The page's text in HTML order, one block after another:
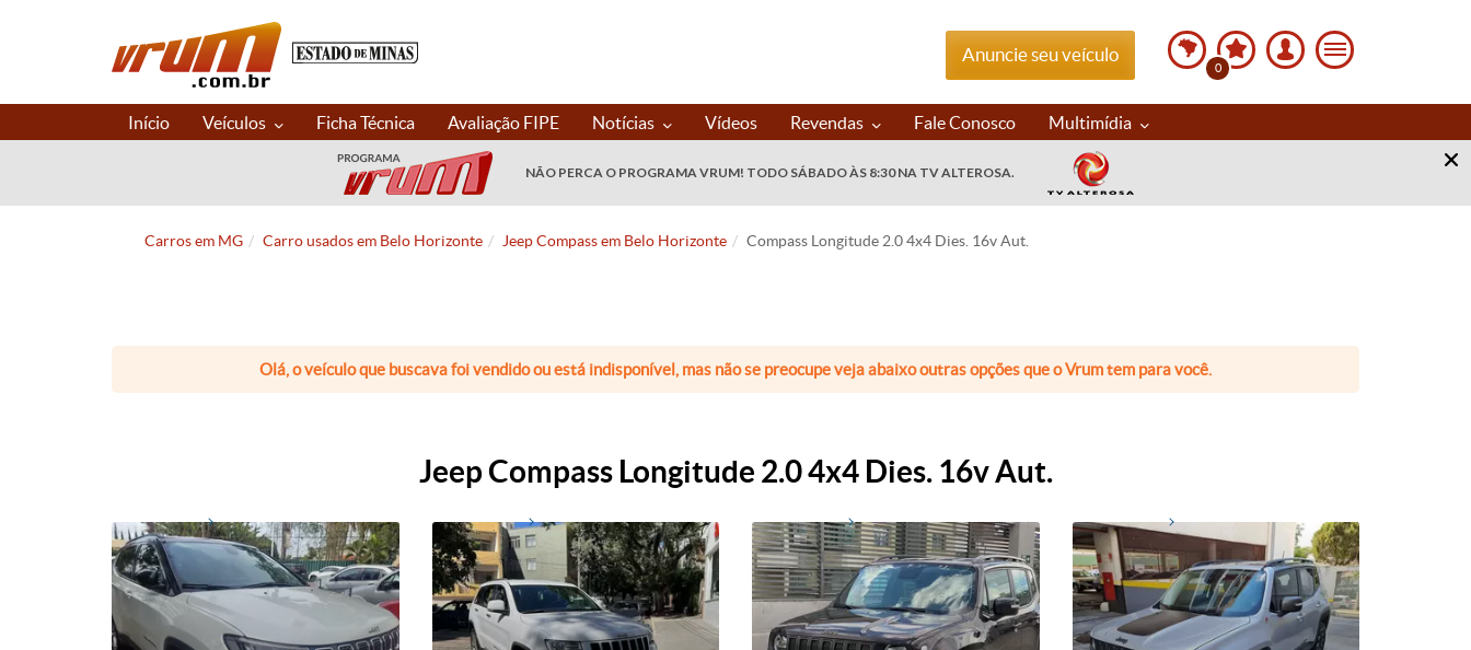
Anuncie seu veículo
0
Início Veículos Ficha Técnica Avaliação FIPE Notícias Vídeos Revendas Fale Conosco Multimídia
NÃO PERCA O PROGRAMA VRUM! TODO SÁBADO ÀS 8:30 NA TV ALTEROSA.
Carros em MG Carro usados em Belo Horizonte Jeep Compass em Belo Horizonte Compass Longitude 2.0 4x4 Dies. 16v Aut.
Olá, o veículo que buscava foi vendido ou está indisponível, mas não se preocupe veja abaixo outras opções que o Vrum tem para você.
Jeep Compass Longitude 2.0 4x4 Dies. 16v Aut.